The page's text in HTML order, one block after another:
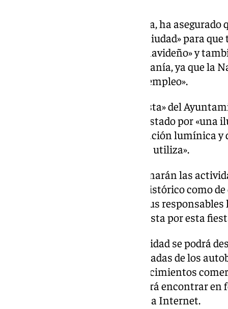
El alcalde de Cádiz, Bruno García, ha
«llegar a todos los barrios de la ciudad» para
disfrutar de un gran ambiente navideño» y
en el comercio de barrio, de cercanía, ya que la
actividad económica y generar empleo».
Además, ha destacado «la apuesta» del
sostenibilidad, ya que se ha apostado por «una
reduce al máximo la contaminación lumínica y
energética por la tecnología que utiliza».
A este programa de actos se sumarán las
comerciantes tanto del casco histórico como
conocer en los próximos días. Sus
Ayuntamiento de Cádiz su apuesta por esta
Toda la programación de la Navidad se podrá
que estará disponible en las paradas de los
través de tarjetas en los establecimientos
Turismo, donde también se podrá encontrar
personas que no tengan acceso a Internet.